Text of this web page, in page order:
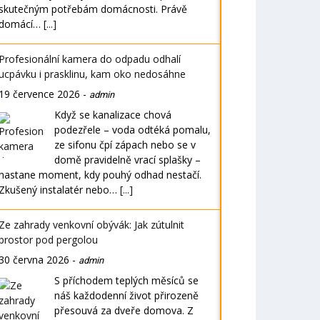
potřebám domácnosti. Právě
[...]
kamera do odpadu odhalí
i prasklinu, kam oko nedosáhne
července 2026 - admin
Když se kanalizace chová
podezřele – voda odtéká pomalu,
ze sifonu čpí zápach nebo se v
domě pravidelně vrací splašky –
moment, kdy pouhý odhad nestačí.
instalatér nebo… [...]
zahrady venkovní obývák: Jak zútulnit
pod pergolou
června 2026 - admin
S příchodem teplých měsíců se
náš každodenní život přirozeně
přesouvá za dveře domova. Z